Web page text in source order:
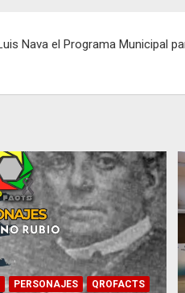
Nava el Programa Municipal
PERSONAJES QROFACTS